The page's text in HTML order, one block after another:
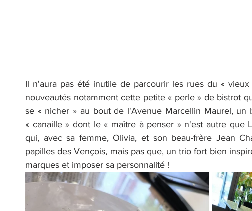
Il n'aura pas été inutile de parcourir les rues du «
nouveautés notamment cette petite « perle » de bistrot
se « nicher » au bout de l'Avenue Marcellin Maurel,
« canaille » dont le « maître à penser » n'est autre
qui, avec sa femme, Olivia, et son beau-frère Jean
papilles des Vençois, mais pas que, un trio fort bien
marques et imposer sa personnalité !